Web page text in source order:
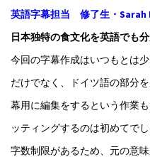
英語字幕担当 修了生・Sarah
日本独特の食文化を英語でも
今回の字幕作成はいつもとは
だけでなく、ドイツ語の部分
幕用に編集をするという作業
ッティングするのは初めてで
字数制限があるため、元の意